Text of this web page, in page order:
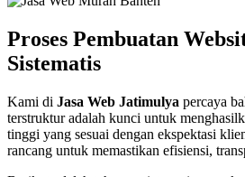
Proses Pembuatan
Sistematis
Kami di Jasa Web Jatimulya percaya
terstruktur adalah kunci untuk
tinggi yang sesuai dengan ekspektasi
rancang untuk memastikan efisiensi,